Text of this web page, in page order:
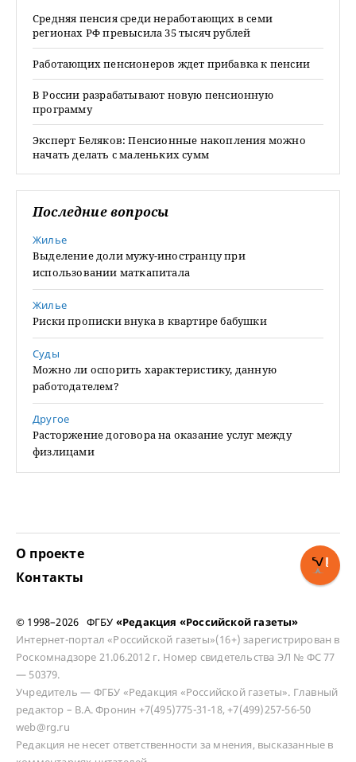
Средняя пенсия среди неработающих в семи
регионах РФ превысила 35 тысяч рублей
Работающих пенсионеров ждет прибавка к пенсии
В России разрабатывают новую пенсионную
программу
Эксперт Беляков: Пенсионные накопления можно
начать делать с маленьких сумм
Последние вопросы
Жилье
Выделение доли мужу-иностранцу при
использовании маткапитала
Жилье
Риски прописки внука в квартире бабушки
Суды
Можно ли оспорить характеристику, данную
работодателем?
Другое
Расторжение договора на оказание услуг между
физлицами
О проекте
Контакты
© 1998–2026 ФГБУ «Редакция «Российской газеты»
Интернет-портал «Российской газеты»(16+) зарегистрирован в
Роскомнадзоре 21.06.2012 г. Номер свидетельства ЭЛ № ФС 77
— 50379.
Учредитель — ФГБУ «Редакция «Российской газеты». Главный
редактор – В.А. Фронин +7(495)775-31-18, +7(499)257-56-50
web@rg.ru
Редакция не несет ответственности за мнения, высказанные в